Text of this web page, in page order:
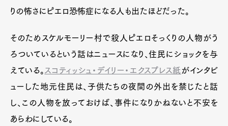
りの怖さにピエロ恐怖症になる人も出たほどだった。
そのためスケルモーリー村で殺人ピエロそっくりの人物がう
ろついているという話はニュースになり、住民にショックを与
えている。 スコティッシュ・デイリー・エクスプレス紙 がインタビ
ューした地元住民は、子供たちの夜間の外出を禁じたと話
し、この人物を放っておけば、事件になりかねないと不安を
あらわにしている。